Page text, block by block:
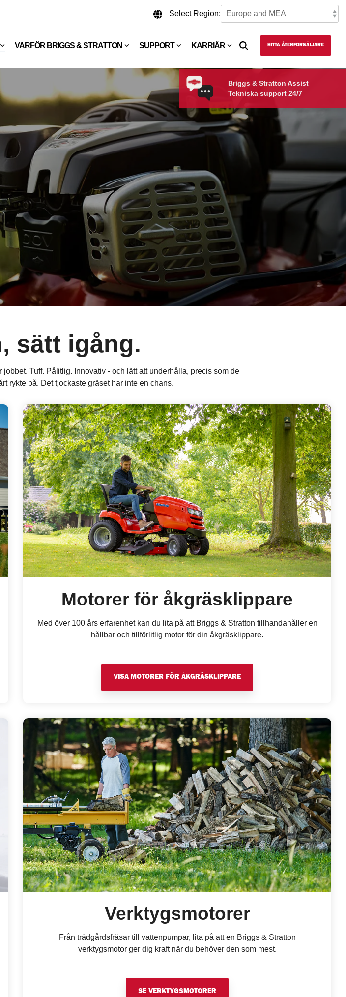
Select Region:
VARFÖR BRIGGS & STRATTON SUPPORT KARRIÄR HITTA ÅTERFÖRSÄLJARE
sätt igång.
Tuff. Pålitlig. Innovativ - och lätt att underhålla, precis som de
rykte på. Det tjockaste gräset har inte en chans.
Motorer för åkgräsklippare
Med över 100 års erfarenhet kan du lita på att Briggs & Stratton tillhandahåller en
hållbar och tillförlitlig motor för din åkgräsklippare.
VISA MOTORER FÖR ÅKGRÄSKLIPPARE
Verktygsmotorer
Från trädgårdsfräsar till vattenpumpar, lita på att en Briggs & Stratton
verktygsmotor ger dig kraft när du behöver den som mest.
SE VERKTYGSMOTORER
Briggs & Stratton Assist
Tekniska support 24/7